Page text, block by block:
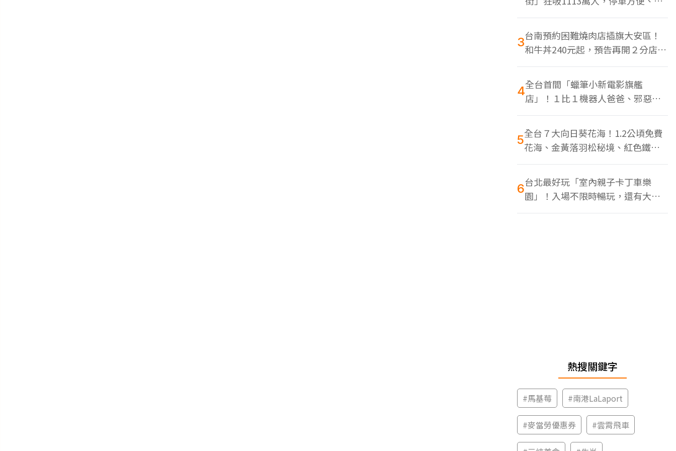
色美食多
3台南預約困難燒肉店插旗大安區！
和牛丼240元起，預告再開２分店、
地點曝光
4全台首間「蠟筆小新電影旗艦
店」！１比１機器人爸爸、邪惡正
男，百款周邊買翻
5全台７大向日葵花海！1.2公頃免費
花海、金黃落羽松秘境、紅色鐵橋
同框
6台北最好玩「室內親子卡丁車樂
園」！入場不限時暢玩，還有大螢
幕Switch遊戲區
熱搜關鍵字
#馬基莓 #南港LaLaport
#麥當勞優惠券 #雲霄飛車